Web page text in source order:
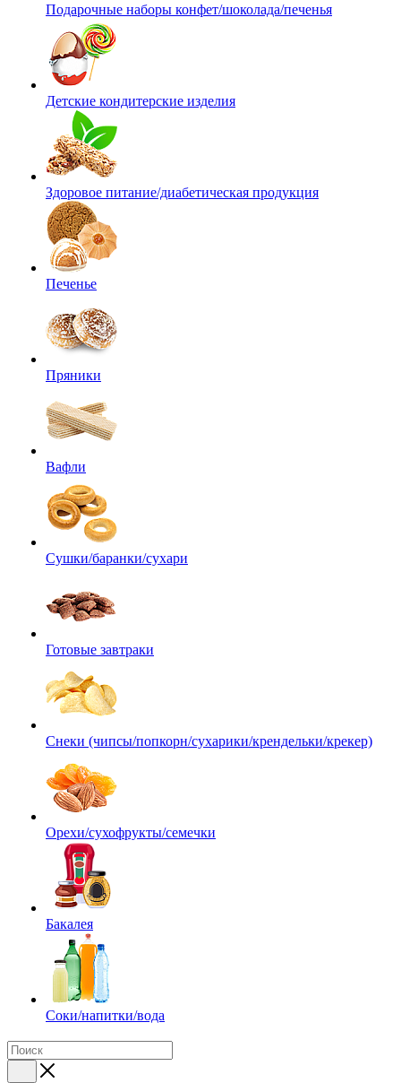
Подарочные наборы конфет/шоколада/печенья
Детские кондитерские изделия
Здоровое питание/диабетическая продукция
Печенье
Пряники
Вафли
Сушки/баранки/сухари
Готовые завтраки
Снеки (чипсы/попкорн/сухарики/крендельки/крекер)
Орехи/сухофрукты/семечки
Бакалея
Соки/напитки/вода